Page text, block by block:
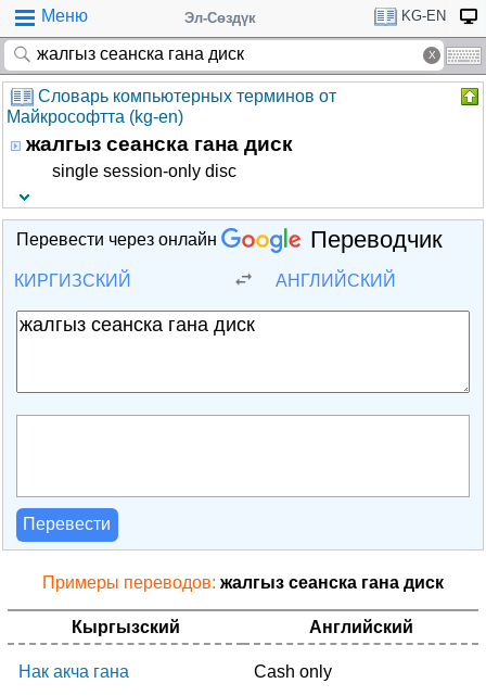
Меню Эл-Сөздүк KG-EN
Словарь компьютерных терминов от
Майкрософтта (kg-en)
жалгыз сеанска гана диск
single session-only disc
Перевести через онлайн Переводчик
КИРГИЗСКИЙ АНГЛИЙСКИЙ
Перевести
Примеры переводов: жалгыз сеанска гана диск
Кыргызский Английский
Нак акча гана Cash only